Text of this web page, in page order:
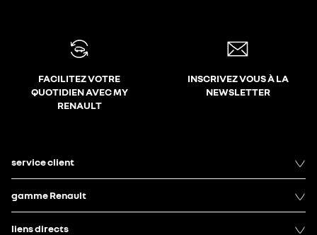
FACILITEZ VOTRE
QUOTIDIEN AVEC MY
RENAULT
INSCRIVEZ VOUS À LA
NEWSLETTER
service client
gamme Renault
liens directs